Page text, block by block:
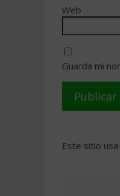
Web
Guarda mi
Este sitio